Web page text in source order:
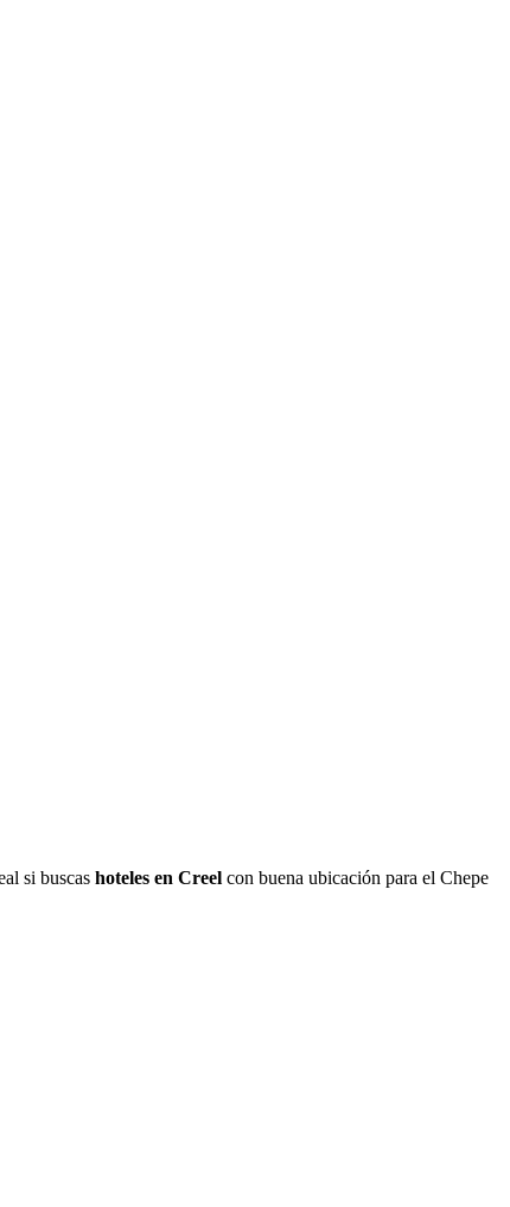
si buscas hoteles en Creel con buena ubicación para el Chepe